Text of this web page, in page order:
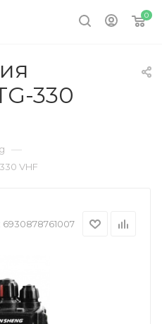
0
330
—
VHF
6930878761007